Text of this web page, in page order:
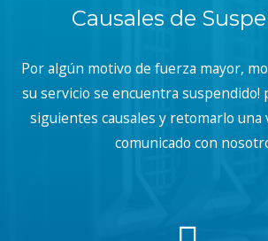
Causales de
Por algún motivo de fuerza mayor,
su servicio se encuentra suspendido!
siguientes causales y retomarlo una
comunicado con